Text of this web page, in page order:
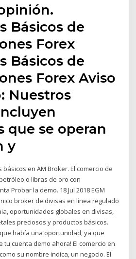
Básicos de
Forex
Básicos de
Forex Aviso
Nuestros
que se operan
y
en AM Broker. El comercio de
o libras de oro con
Probar la demo. 18 Jul 2018 EGM
broker de divisas en línea regulado
oportunidades globales en divisas,
preciosos y productos básicos.
había una oportunidad, ya que
tu cuenta demo ahora! El comercio en
su nombre indica, un negocio. El